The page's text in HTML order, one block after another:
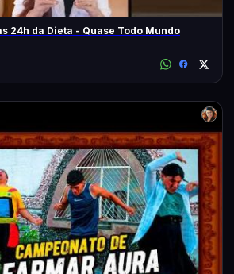
24h da Dieta - Quase Todo Mundo